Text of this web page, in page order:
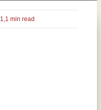
1,1 min read